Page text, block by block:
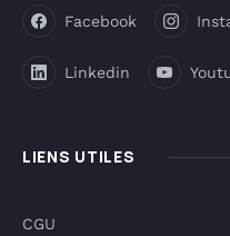
Facebook
Linkedin
LIENS UTILES
CGU